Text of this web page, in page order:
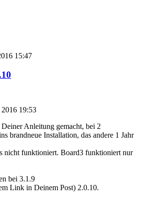
15:47
2016 19:53
Anleitung gemacht, bei 2
brandneue Installation, das andere 1 Jahr
nicht funktioniert. Board3 funktioniert nur
bei 3.1.9
Link in Deinem Post) 2.0.10.